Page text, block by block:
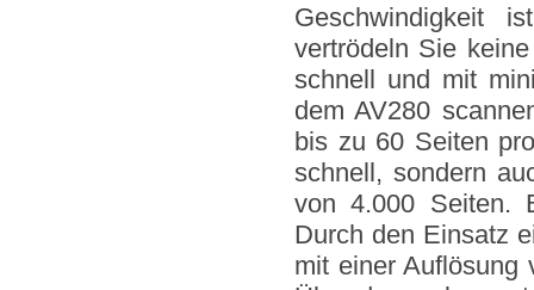
Geschwindigkeit
vertrödeln Sie
schnell und mit
dem AV280
bis zu 60 Seiten
schnell, sondern
von 4.000 Seiten.
Durch den Einsatz
mit einer Auflösung